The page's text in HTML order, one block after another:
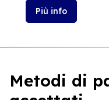
Più info
Metodi di